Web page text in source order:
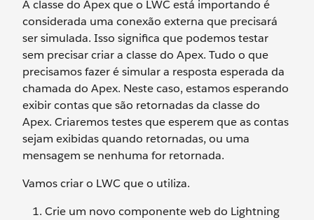
A classe do Apex que o LWC está importando é
considerada uma conexão externa que precisará
ser simulada. Isso significa que podemos testar
sem precisar criar a classe do Apex. Tudo o que
precisamos fazer é simular a resposta esperada da
chamada do Apex. Neste caso, estamos esperando
exibir contas que são retornadas da classe do
Apex. Criaremos testes que esperem que as contas
sejam exibidas quando retornadas, ou uma
mensagem se nenhuma for retornada.
Vamos criar o LWC que o utiliza.
Crie um novo componente web do Lightning